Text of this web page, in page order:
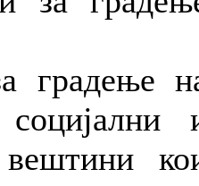
градење